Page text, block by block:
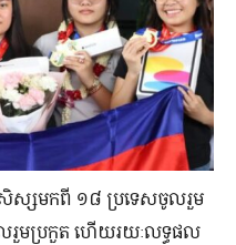
ន​សិស្ស​មកពី ១៨ ប្រទេសចូលរួម
ម​ប្រកួត ហើយ​រយៈលទ្ធផល